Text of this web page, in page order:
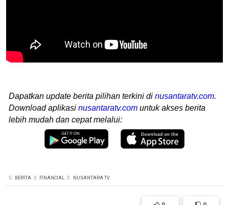
Dapatkan update berita pilihan terkini di nusantaratv.com.
Download aplikasi nusantaratv.com untuk akses berita
lebih mudah dan cepat melalui:
BERITA FINANCIAL NUSANTARA TV